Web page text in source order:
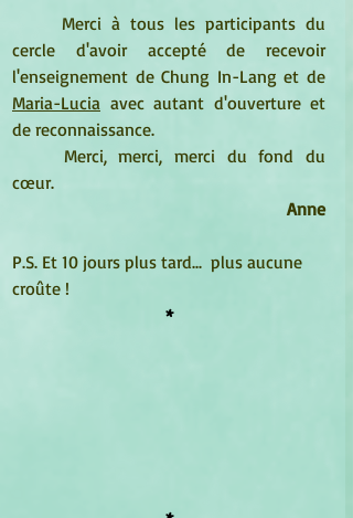
cercle d'avoir accepté de recevoir
Maria-Lucia avec autant d'ouverture et
de reconnaissance.
Merci, merci, merci du fond du
cœur.
Anne
P.S. Et 10 jours plus tard...  plus aucune
croûte !
*